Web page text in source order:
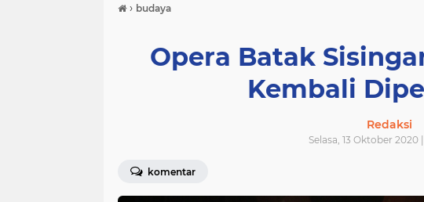
› budaya
Opera Batak
Kembali
Redaksi
Selasa, 13 Oktober 2020
komentar